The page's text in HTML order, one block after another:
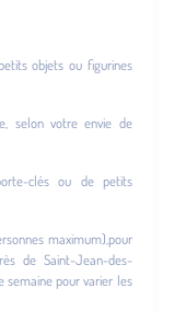
objets ou figurines
selon votre envie de
clés ou de petits
maximum),pour
de Saint-Jean-des-
semaine pour varier les